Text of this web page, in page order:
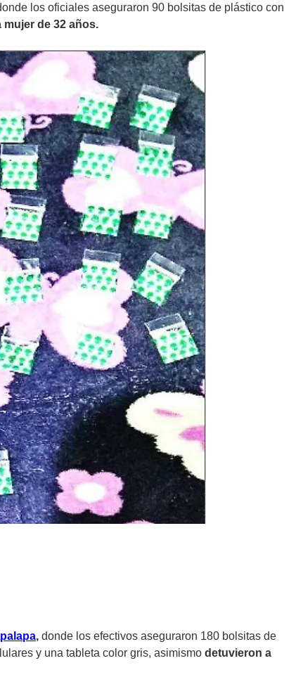
los oficiales aseguraron 90 bolsitas de plástico con
de 32 años.
, donde los efectivos aseguraron 180 bolsitas de
y una tableta color gris, asimismo detuvieron a